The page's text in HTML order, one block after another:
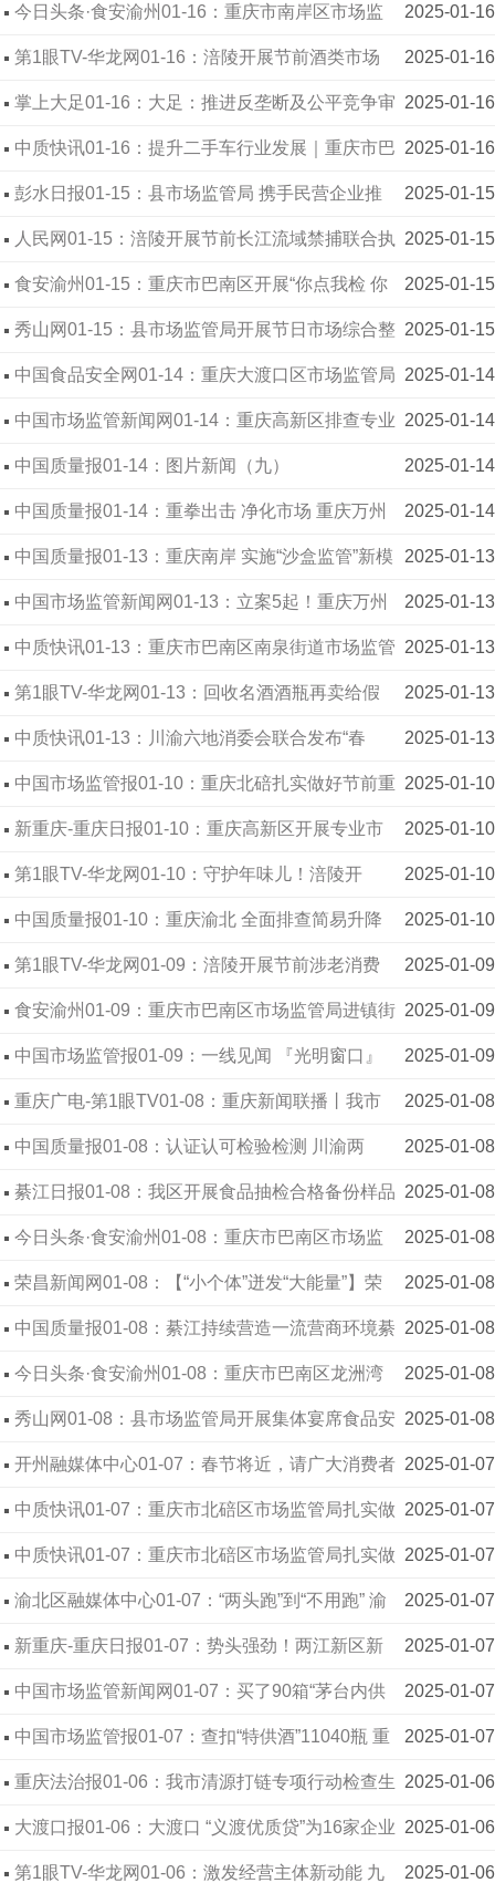
开展节前食品相关产品专项执法行动 2025-01-16
今日头条·食安渝州01-16：重庆市南岸区市场监
管局 成都市龙泉驿区市场监管局 联合发布春节饮食
安全与健康消费提示
2025-01-16
第1眼TV-华龙网01-16：涪陵开展节前酒类市场
整治专项执法行动 2025-01-16
掌上大足01-16：大足：推进反垄断及公平竞争审
查 营造良好市场营商环境 2025-01-16
中质快讯01-16：提升二手车行业发展｜重庆市巴
南区市场监管局召开普法宣传活动 2025-01-15
彭水日报01-15：县市场监管局 携手民营企业推
动高质量发展 2025-01-15
人民网01-15：涪陵开展节前长江流域禁捕联合执
法专项行动 2025-01-15
食安渝州01-15：重庆市巴南区开展“你点我检 你
送我检”活动 全力保障春节食品安全 2025-01-15
秀山网01-15：县市场监管局开展节日市场综合整
治 2025-01-14
中国食品安全网01-14：重庆大渡口区市场监管局
守护节日期间“舌尖”安全 2025-01-14
中国市场监管新闻网01-14：重庆高新区排查专业
市场风险隐患 2025-01-14
中国质量报01-14：图片新闻（九）
2025-01-14
中国质量报01-14：重拳出击 净化市场 重庆万州
联合七大品牌打击“假冒名酒”见成效 2025-01-13
中国质量报01-13：重庆南岸 实施“沙盒监管”新模
式助力经营主体效益提升 2025-01-13
中国市场监管新闻网01-13：立案5起！重庆万州
打击“假冒名酒” 2025-01-13
中质快讯01-13：重庆市巴南区南泉街道市场监管
所开展“游摊贩药”集中整治工作 2025-01-13
第1眼TV-华龙网01-13：回收名酒酒瓶再卖给假
酒制售者 罚！ 2025-01-13
中质快讯01-13：川渝六地消委会联合发布“春
节”消费提示 2025-01-10
中国市场监管报01-10：重庆北碚扎实做好节前重
点领域市场监管工作 2025-01-10
新重庆-重庆日报01-10：重庆高新区开展专业市
场安全检查护航“安心年” 2025-01-10
第1眼TV-华龙网01-10：守护年味儿！涪陵开
展“年夜饭”食品安全专项执法 2025-01-10
中国质量报01-10：重庆渝北 全面排查简易升降
设备安全隐患 2025-01-09
第1眼TV-华龙网01-09：涪陵开展节前涉老消费
市场专项整治 2025-01-09
食安渝州01-09：重庆市巴南区市场监管局进镇街
开展“综合查一次 服务零距离 助企发展 惠民有感”主
题宣传活动
2025-01-09
中国市场监管报01-09：一线见闻 『光明窗口』
2025-01-08
重庆广电-第1眼TV01-08：重庆新闻联播丨我市
开展“特供酒”清源打链专项行动 2025-01-08
中国质量报01-08：认证认可检验检测 川渝两
地：赛场同竞技 实力展风采 2025-01-08
綦江日报01-08：我区开展食品抽检合格备份样品
捐赠活动 2025-01-08
今日头条·食安渝州01-08：重庆市巴南区市场监
管局开展农村家宴经营者餐饮食品安全普法教育培
训活动
2025-01-08
荣昌新闻网01-08：【“小个体”迸发“大能量”】荣
昌区昌州街道名扬灯饰经营部总经理张秀军 以品质
铸品牌 用心照亮“千万家”
2025-01-08
中国质量报01-08：綦江持续营造一流营商环境綦
江区市场监管局 服务型执法新模式助力企业健康发
展
2025-01-08
今日头条·食安渝州01-08：重庆市巴南区龙洲湾
街道节前服务“不打烊” 保障市场安全有序前行 2025-01-08
秀山网01-08：县市场监管局开展集体宴席食品安
全专项整治 2025-01-07
开州融媒体中心01-07：春节将近，请广大消费者
正确选购烟花爆竹产品 2025-01-07
中质快讯01-07：重庆市北碚区市场监管局扎实做
好节前产品质量安全监管工作 2025-01-07
中质快讯01-07：重庆市北碚区市场监管局扎实做
好节前产品质量安全监管工作 2025-01-07
渝北区融媒体中心01-07：“两头跑”到“不用跑” 渝
北上线企业跨省迁移“云上办”服务 2025-01-07
新重庆-重庆日报01-07：势头强劲！两江新区新
办企业数量稳居全市第一 2025-01-07
中国市场监管新闻网01-07：买了90箱“茅台内供
酒”后，他如梦初醒…… 2025-01-07
中国市场监管报01-07：查扣“特供酒”11040瓶 重
庆晒出“特供酒”清源打链行动成绩单 2025-01-06
重庆法治报01-06：我市清源打链专项行动检查生
产经营主体53000余家—— 查获所谓“特供酒”万余瓶 2025-01-06
大渡口报01-06：大渡口 “义渡优质贷”为16家企业
授信9720万元 2025-01-06
第1眼TV-华龙网01-06：激发经营主体新动能 九